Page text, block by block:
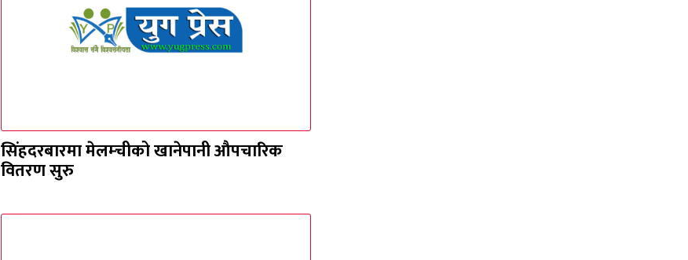
सिंहदरबारमा मेलम्चीको खानेपानी औपचारिक
वितरण सुरु